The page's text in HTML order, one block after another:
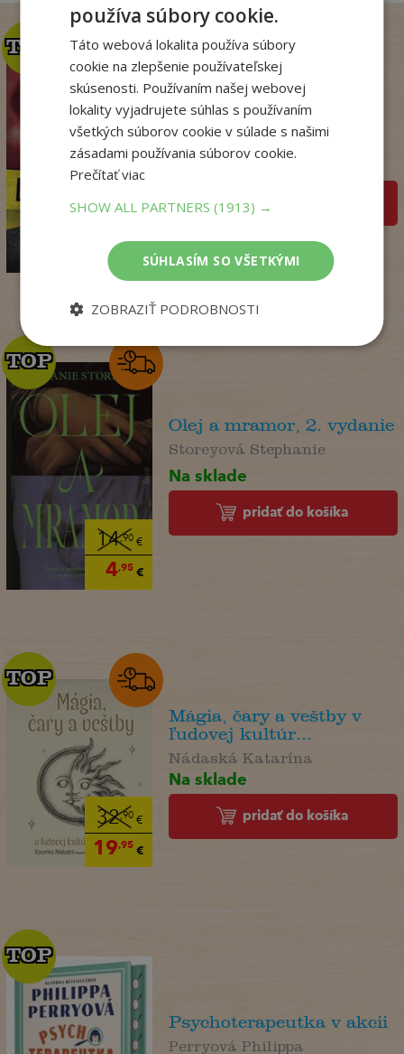
14
TOP
TOP
Krv sa stane zábavou
(Dominik Dán 42)
pridať do košíka
14,90€
4,95€
TOP
TOP
Olej a mramor, 2. vydanie
Storeyová Stephanie
Na sklade
pridať do košíka
32,90€
19,95€
TOP
TOP
Mágia, čary a veštby v
ľudovej kultúr...
Nádaská Katarína
Na sklade
pridať do košíka
TOP
TOP
Psychoterapeutka v akcii
Perryová Philippa
používa súbory cookie.
Táto webová lokalita používa súbory
cookie na zlepšenie používateľskej
skúsenosti. Používaním našej webovej
lokality vyjadrujete súhlas s používaním
všetkých súborov cookie v súlade s našimi
zásadami používania súborov cookie.
Prečítať viac
SHOW ALL PARTNERS(1913) →
SÚHLASÍM SO VŠETKÝMI
ZOBRAZIŤ PODROBNOSTI